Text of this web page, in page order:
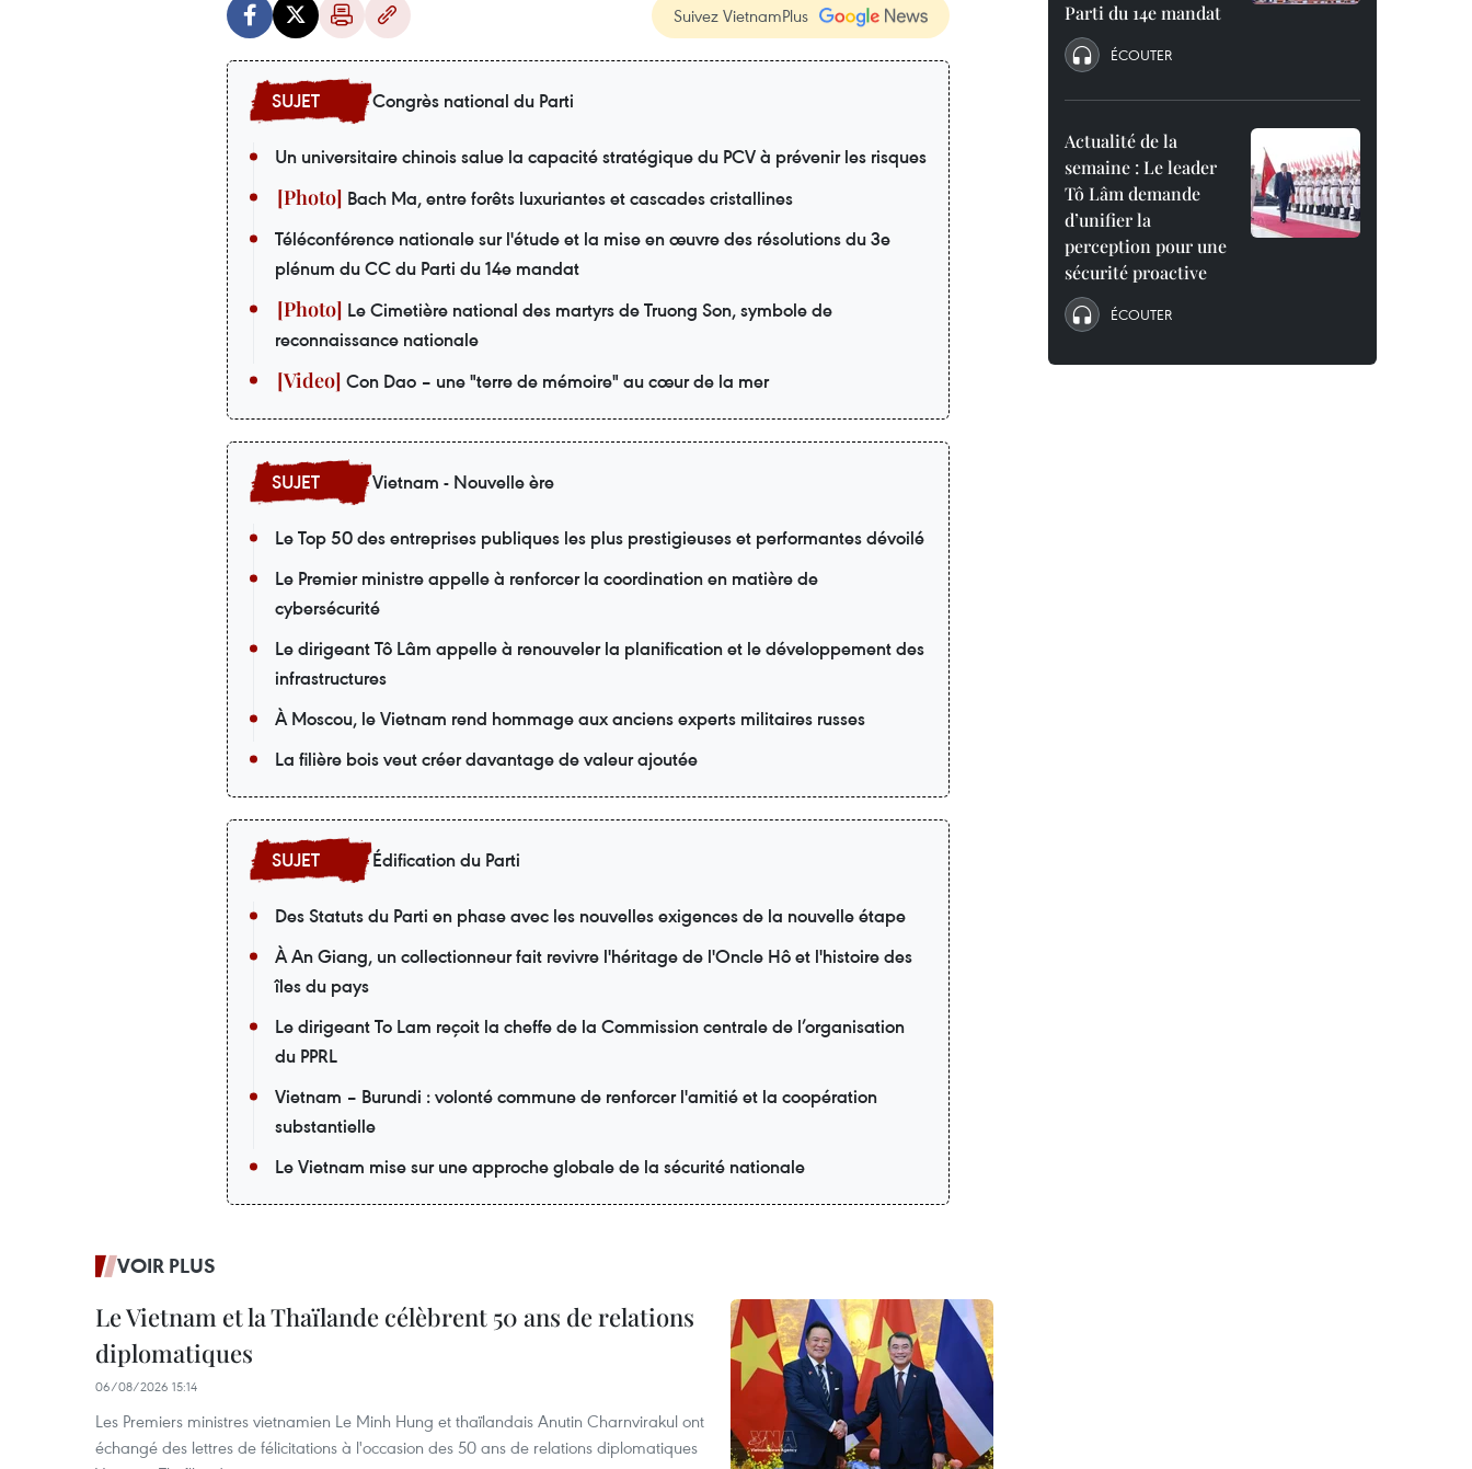
Suivez VietnamPlus
Congrès national du Parti
Un universitaire chinois salue la capacité stratégique du PCV à prévenir les risques
Bach Ma, entre forêts luxuriantes et cascades cristallines
Téléconférence nationale sur l'étude et la mise en œuvre des résolutions du 3e
plénum du CC du Parti du 14e mandat
Le Cimetière national des martyrs de Truong Son, symbole de
reconnaissance nationale
Con Dao – une "terre de mémoire" au cœur de la mer
Vietnam - Nouvelle ère
Le Top 50 des entreprises publiques les plus prestigieuses et performantes dévoilé
Le Premier ministre appelle à renforcer la coordination en matière de
cybersécurité
Le dirigeant Tô Lâm appelle à renouveler la planification et le développement des
infrastructures
À Moscou, le Vietnam rend hommage aux anciens experts militaires russes
La filière bois veut créer davantage de valeur ajoutée
Édification du Parti
Des Statuts du Parti en phase avec les nouvelles exigences de la nouvelle étape
À An Giang, un collectionneur fait revivre l'héritage de l'Oncle Hô et l'histoire des
îles du pays
Le dirigeant To Lam reçoit la cheffe de la Commission centrale de l’organisation
du PPRL
Vietnam – Burundi : volonté commune de renforcer l'amitié et la coopération
substantielle
Le Vietnam mise sur une approche globale de la sécurité nationale
VOIR PLUS
Le Vietnam et la Thaïlande célèbrent 50 ans de relations
diplomatiques
06/08/2026 15:14
Les Premiers ministres vietnamien Le Minh Hung et thaïlandais Anutin Charnvirakul ont
échangé des lettres de félicitations à l'occasion des 50 ans de relations diplomatiques
Parti du 14e mandat
ÉCOUTER
Actualité de la
semaine : Le leader
Tô Lâm demande
d’unifier la
perception pour une
sécurité proactive
ÉCOUTER